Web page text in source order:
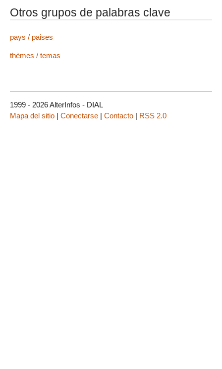
Otros grupos de palabras clave
pays / paises
thèmes / temas
1999 - 2026 AlterInfos - DIAL
Mapa del sitio | Conectarse | Contacto | RSS 2.0